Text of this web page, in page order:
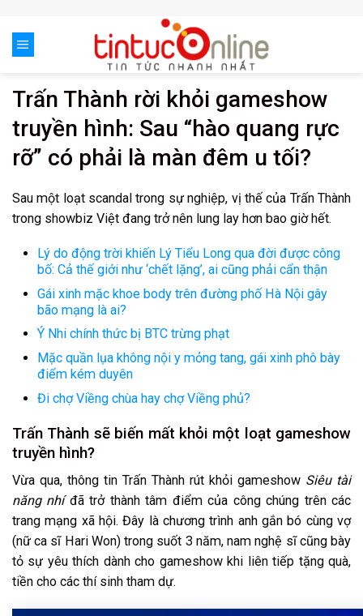
content
Trấn Thành rời khỏi gameshow
truyền hình: Sau “hào quang rực
rỡ” có phải là màn đêm u tối?
Sau một loạt scandal trong sự nghiệp, vị thế của Trấn Thành
trong showbiz Việt đang trở nên lung lay hơn bao giờ hết.
Lý do động trời khiến Lý Tiểu Long qua đời được công
bố: Cả thế giới như ‘chết lặng’, ai cũng phải cẩn thận
Gái xinh mặc khoe body trên đường phố Hà Nội gây
bão mạng là ai?
Ý Nhi chính thức bị BTC trừng phạt
Mặc quần lụa không nội y mỏng tang, gái xinh phô bày
điểm kém duyên
Đi chợ Viềng chùa hay chợ Viềng phủ?
Trấn Thành sẽ biến mất khỏi một loạt gameshow
truyền hình?
Vừa qua, thông tin Trấn Thành rút khỏi gameshow Siêu tài
năng nhíđã trở thành tâm điểm của công chúng trên các
trang mạng xã hội. Đây là chương trình anh gắn bó cùng vợ
(nữ ca sĩ Hari Won) trong suốt 3 năm, nam nghệ sĩ cũng bày
tỏ sự yêu thích dành cho gameshow khi liên tiếp tặng quà,
tiền cho các thí sinh tham dự.